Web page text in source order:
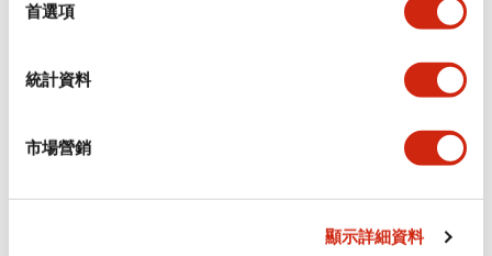
首選項
統計資料
市場營銷
顯示詳細資料
審美規範
環境規範